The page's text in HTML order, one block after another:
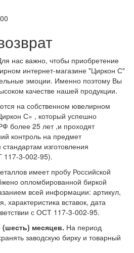
нас важно, чтобы приобретение
интернет-магазине "Циркон С"
эмоции. Именно поэтому Вы
качестве нашей продукции.
на собственном ювелирном
С» , который успешно
более 25 лет ,и проходят
контроль на предмет
изготовления
117-3-002-95).
имеет пробу Российской
опломбированной биркой
всей информации: артикул,
вставок, дата
с ОСТ 117-3-002-95.
(шесть) месяцев. На период
заводскую бирку и товарный